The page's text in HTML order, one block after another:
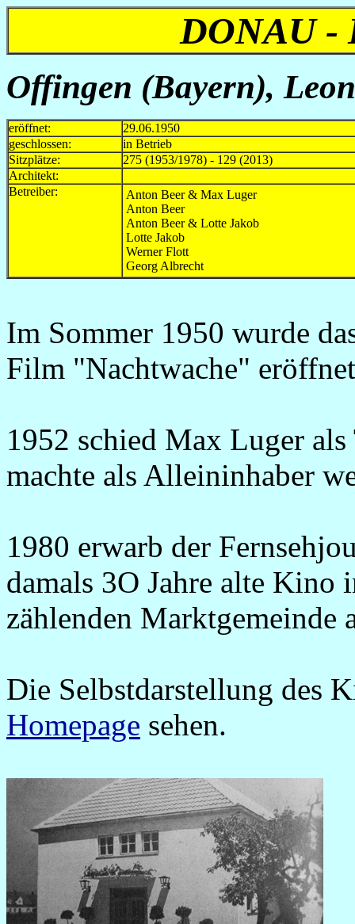
DONAU -
Offingen (Bayern),
eröffnet:
29.06.1950
geschlossen:
in Betrieb
Sitzplätze:
275 (1953/1978) - 129 (2013)
Architekt:
Betreiber:
Anton Beer & Max Luger
Anton Beer
Anton Beer & Lotte Jakob
Lotte Jakob
Werner Flott
Georg Albrecht
Im Sommer 1950 wurde
Film "Nachtwache"
1952 schied Max Luger
machte als Alleininhaber
1980 erwarb der
damals 3O Jahre alte Kino
zählenden Marktgemeinde
Die Selbstdarstellung des
Homepage sehen.